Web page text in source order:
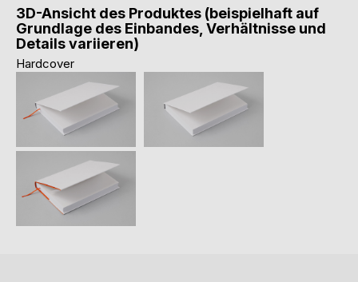
3D-Ansicht des Produktes (beispielhaft auf
Grundlage des Einbandes, Verhältnisse und
Details variieren)
Hardcover